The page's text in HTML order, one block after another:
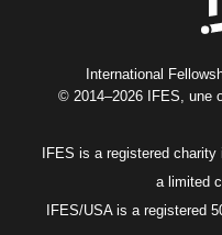
International
© 2014–2026 IFES, une
IFES is a registered charity
a limited
IFES/USA is a registered